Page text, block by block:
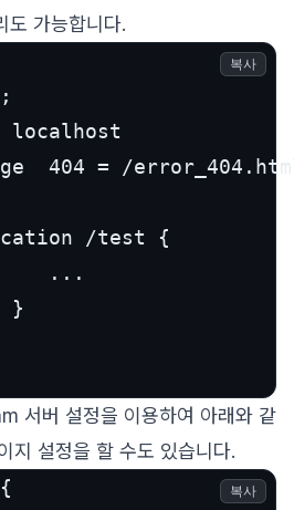
도 가능합니다.
localhost
404 = /
/test {
...
}
복사
서버 설정을 이용하여 아래와 같
지 설정을 할 수도 있습니다.
복사